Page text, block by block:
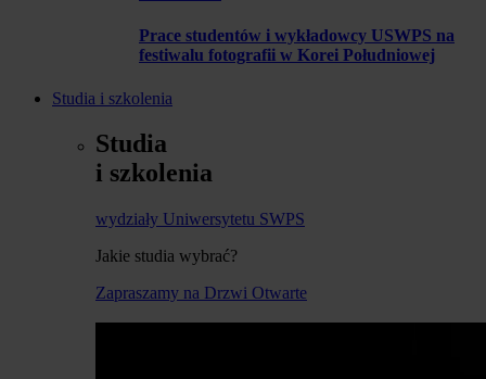
Prace studentów i wykładowcy USWPS na
festiwalu fotografii w Korei Południowej
Studia i szkolenia
Studia
i szkolenia
wydziały Uniwersytetu SWPS
Jakie studia wybrać?
Zapraszamy na Drzwi Otwarte